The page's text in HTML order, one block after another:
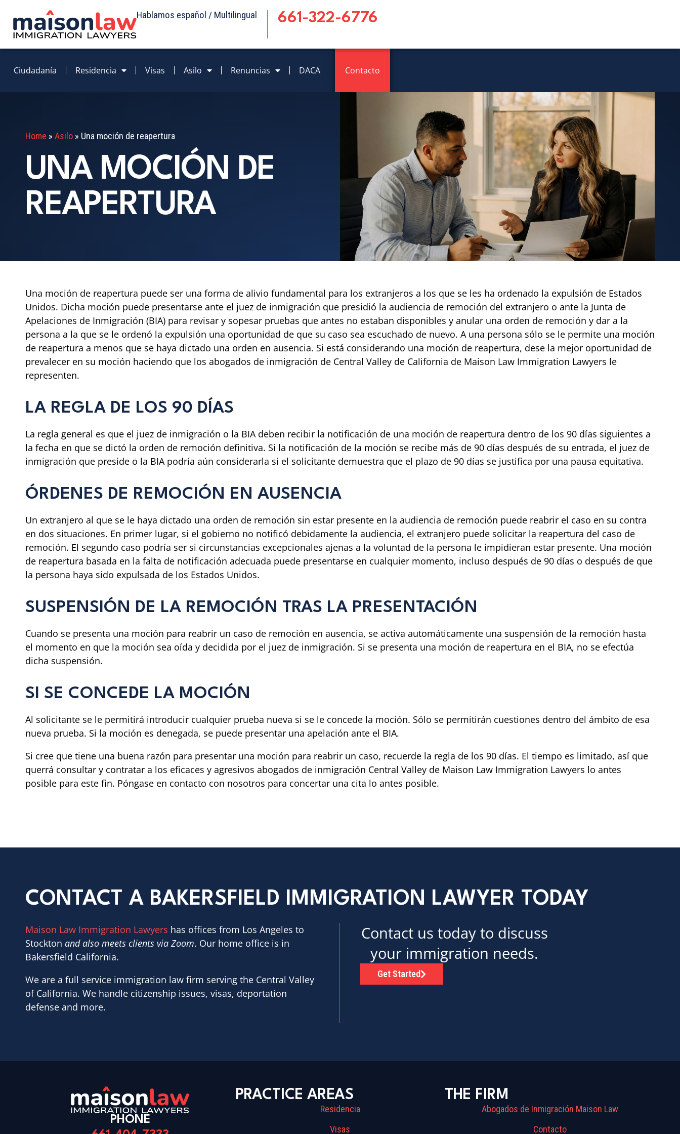
Hablamos español / Multilingual 661-322-6776
Ciudadanía Residencia Visas Asilo Renuncias DACA Contacto
Home » Asilo » Una moción de reapertura
UNA MOCIÓN DE
REAPERTURA
Una moción de reapertura puede ser una forma de alivio fundamental para los extranjeros a los que se les ha ordenado la expulsión de Estados
Unidos. Dicha moción puede presentarse ante el juez de inmigración que presidió la audiencia de remoción del extranjero o ante la Junta de
Apelaciones de Inmigración (BIA) para revisar y sopesar pruebas que antes no estaban disponibles y anular una orden de remoción y dar a la
persona a la que se le ordenó la expulsión una oportunidad de que su caso sea escuchado de nuevo. A una persona sólo se le permite una moción
de reapertura a menos que se haya dictado una orden en ausencia. Si está considerando una moción de reapertura, dese la mejor oportunidad de
prevalecer en su moción haciendo que los abogados de inmigración de Central Valley de California de Maison Law Immigration Lawyers le
representen.
LA REGLA DE LOS 90 DÍAS
La regla general es que el juez de inmigración o la BIA deben recibir la notificación de una moción de reapertura dentro de los 90 días siguientes a
la fecha en que se dictó la orden de remoción definitiva. Si la notificación de la moción se recibe más de 90 días después de su entrada, el juez de
inmigración que preside o la BIA podría aún considerarla si el solicitante demuestra que el plazo de 90 días se justifica por una pausa equitativa.
ÓRDENES DE REMOCIÓN EN AUSENCIA
Un extranjero al que se le haya dictado una orden de remoción sin estar presente en la audiencia de remoción puede reabrir el caso en su contra
en dos situaciones. En primer lugar, si el gobierno no notificó debidamente la audiencia, el extranjero puede solicitar la reapertura del caso de
remoción. El segundo caso podría ser si circunstancias excepcionales ajenas a la voluntad de la persona le impidieran estar presente. Una moción
de reapertura basada en la falta de notificación adecuada puede presentarse en cualquier momento, incluso después de 90 días o después de que
la persona haya sido expulsada de los Estados Unidos.
SUSPENSIÓN DE LA REMOCIÓN TRAS LA PRESENTACIÓN
Cuando se presenta una moción para reabrir un caso de remoción en ausencia, se activa automáticamente una suspensión de la remoción hasta
el momento en que la moción sea oída y decidida por el juez de inmigración. Si se presenta una moción de reapertura en el BIA, no se efectúa
dicha suspensión.
SI SE CONCEDE LA MOCIÓN
Al solicitante se le permitirá introducir cualquier prueba nueva si se le concede la moción. Sólo se permitirán cuestiones dentro del ámbito de esa
nueva prueba. Si la moción es denegada, se puede presentar una apelación ante el BIA.
Si cree que tiene una buena razón para presentar una moción para reabrir un caso, recuerde la regla de los 90 días. El tiempo es limitado, así que
querrá consultar y contratar a los eficaces y agresivos abogados de inmigración Central Valley de Maison Law Immigration Lawyers lo antes
posible para este fin. Póngase en contacto con nosotros para concertar una cita lo antes posible.
CONTACT A BAKERSFIELD IMMIGRATION LAWYER TODAY
Maison Law Immigration Lawyers has offices from Los Angeles to
Stockton and also meets clients via Zoom. Our home office is in
Bakersfield California.
We are a full service immigration law firm serving the Central Valley
of California. We handle citizenship issues, visas, deportation
defense and more.
Contact us today to discuss
your immigration needs.
Get Started
PHONE
PRACTICE AREAS
Residencia
Visas
THE FIRM
Abogados de Inmigración Maison Law
Contacto